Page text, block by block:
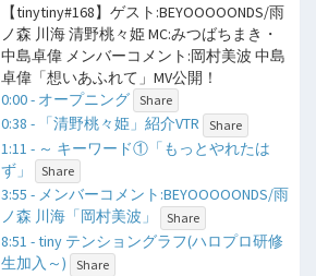
【tinytiny#168】ゲスト:BEYOOOOONDS/雨
ノ森 川海 清野桃々姫 MC:みつばちまき・
中島卓偉 メンバーコメント:岡村美波 中島
卓偉「想いあふれて」MV公開！
0:00 - オープニング Share
0:38 - 「清野桃々姫」紹介VTR Share
1:11 - ​～ キーワード①「もっとやれたは
ず」
Share
3:55 - メンバーコメント:BEYOOOOONDS/雨
ノ森 川海「岡村美波」
Share
8:51 - tiny テンショングラフ(ハロプロ研修
生加入～)
Share